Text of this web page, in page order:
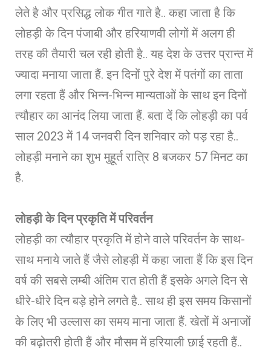
लेते है और प्रसिद्ध लोक गीत गाते है.. कहा जाता है कि
लोहड़ी के दिन पंजाबी और हरियाणवी लोगों में अलग ही
तरह की तैयारी चल रही होती है.. यह देश के उत्तर प्रान्त में
ज्यादा मनाया जाता हैं. इन दिनों पुरे देश में पतंगों का ताता
लगा रहता हैं और भिन्न-भिन्न मान्यताओं के साथ इन दिनों
त्यौहार का आनंद लिया जाता हैं. बता दें कि लोहड़ी का पर्व
साल 2023 में 14 जनवरी दिन शनिवार को पड़ रहा है..
लोहड़ी मनाने का शुभ मुहूर्त रात्रि 8 बजकर 57 मिनट का
है.
लोहड़ी के दिन प्रकृति में परिवर्तन
लोहड़ी का त्यौहार प्रकृति में होने वाले परिवर्तन के साथ-
साथ मनाये जाते हैं जैसे लोहड़ी में कहा जाता हैं कि इस दिन
वर्ष की सबसे लम्बी अंतिम रात होती हैं इसके अगले दिन से
धीरे-धीरे दिन बड़े होने लगते है.. साथ ही इस समय किसानों
के लिए भी उल्लास का समय माना जाता हैं. खेतों में अनाजों
की बढ़ोतरी होती हैं और मौसम में हरियाली छाई रहती हैं..